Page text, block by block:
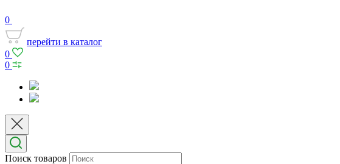
0
перейти в каталог
0
0
Поиск товаров